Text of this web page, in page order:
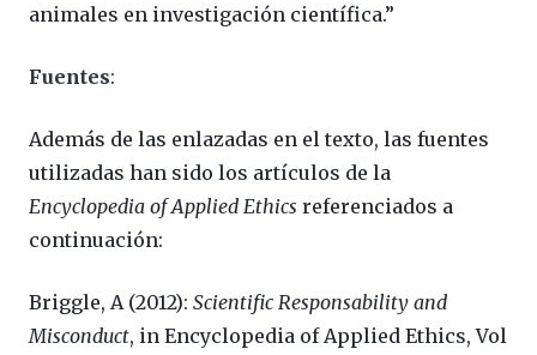
animales en investigación científica.”
Fuentes:
Además de las enlazadas en el texto, las fuentes
utilizadas han sido los artículos de la
Encyclopedia of Applied Ethics referenciados a
continuación:
Briggle, A (2012): Scientific Responsability and
Misconduct, in Encyclopedia of Applied Ethics, Vol